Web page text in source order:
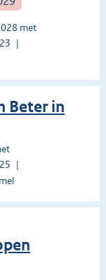
met
Beter in